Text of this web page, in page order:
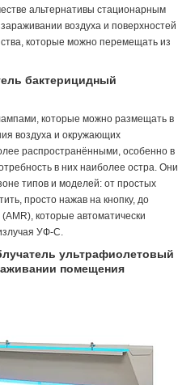
альтернативы стационарным
воздуха и поверхностей
которые можно перемещать из
бактерицидный
которые можно размещать в
воздуха и окружающих
распространёнными, особенно в
в них наиболее остра. Они
типов и моделей: от простых
просто нажав на кнопку, до
которые автоматически
УФ-С.
ультрафиолетовый
помещения